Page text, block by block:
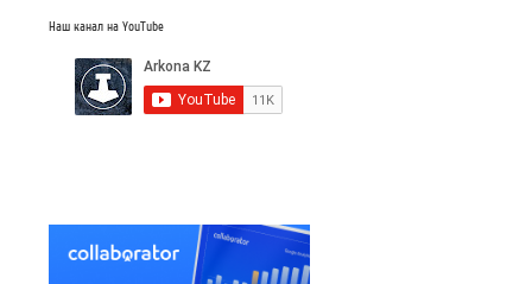
Наш канал на YouTube